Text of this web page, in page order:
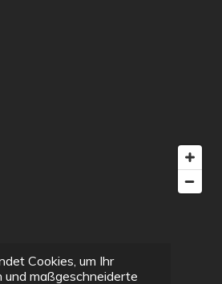
Cookies, um Ihr
und maßgeschneiderte